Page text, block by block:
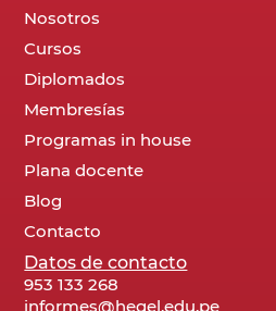
Nosotros
Cursos
Diplomados
Membresías
Programas in house
Plana docente
Blog
Contacto
Datos de contacto
953 133 268
informes@hegel.edu.pe